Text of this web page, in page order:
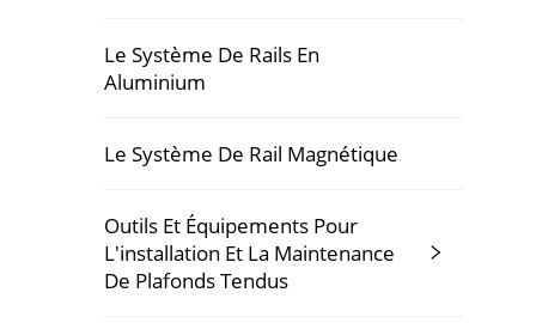
Le Système De Rails En
Aluminium
Le Système De Rail Magnétique
Outils Et Équipements Pour
L'installation Et La Maintenance
De Plafonds Tendus